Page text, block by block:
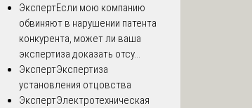
ЭкспертЕсли мою компанию
обвиняют в нарушении патента
конкурента, может ли ваша
экспертиза доказать отсу...
ЭкспертЭкспертиза
установления отцовства
ЭкспертЭлектротехническая